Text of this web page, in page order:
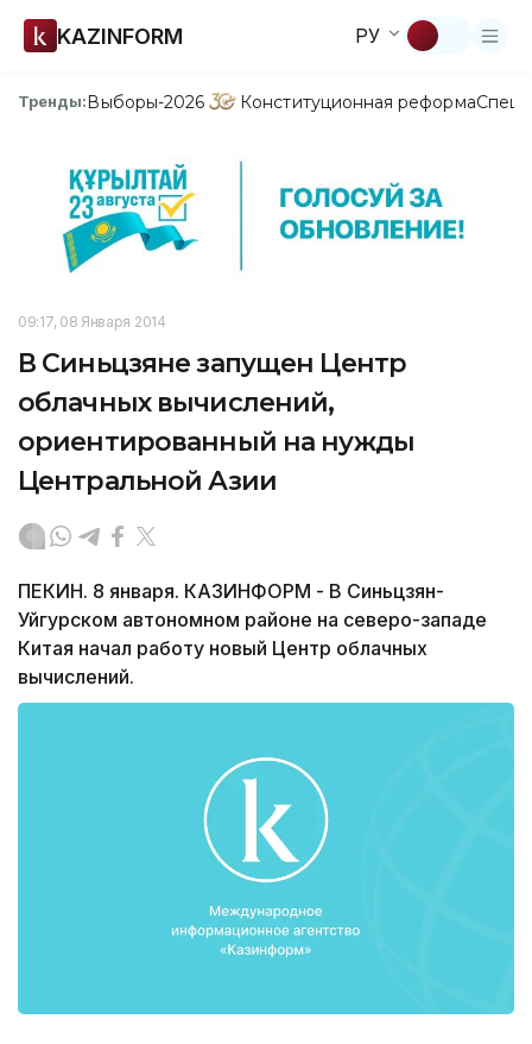
KAZINFORM РУ
Тренды:Выборы-2026 Конституционная реформа
09:17, 08 Января 2014
В Синьцзяне запущен Центр
облачных вычислений,
ориентированный на нужды
Центральной Азии
ПЕКИН. 8 января. КАЗИНФОРМ - В Синьцзян-
Уйгурском автономном районе на северо-западе
Китая начал работу новый Центр облачных
вычислений.